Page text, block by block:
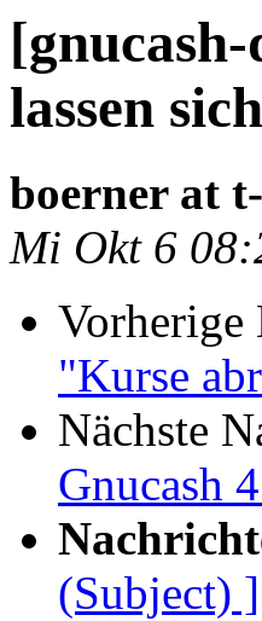
lassen
boerner at
Mi Okt 6
Vorherige
"Kurse
Nächste
Gnucash
(Subject) ]